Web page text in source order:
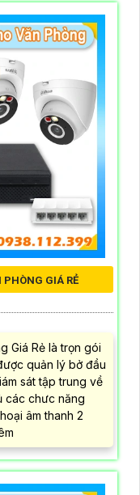
GIÁ RẺ
Giá Rẻ là trọn gói
quản lý bở đầu
sát tập trung về
các chưc năng
âm thanh 2